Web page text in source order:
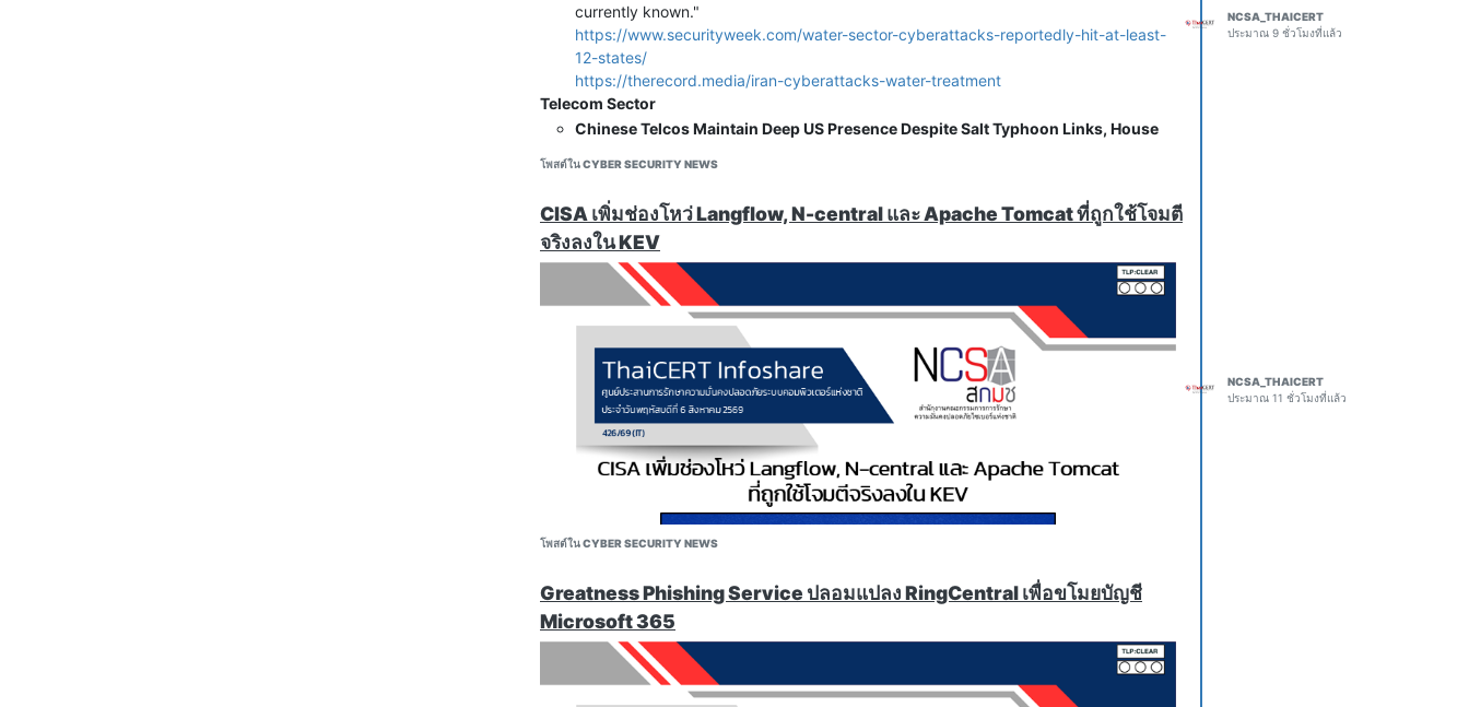
currently known."
https://www.securityweek.com/water-sector-cyberattacks-reportedly-hit-at-least-
12-states/
https://therecord.media/iran-cyberattacks-water-treatment
Telecom Sector
Chinese Telcos Maintain Deep US Presence Despite Salt Typhoon Links, House
"Three Chinese telecommunications giants continue to have footholds in the U.S.
internet ecosystem despite their alleged role in previous Chinese hacking
campaigns, lawmakers said Tuesday. Congress’s bipartisan Select Committee on
China published a 49-page investigation into China Mobile, China Unicom, and
China Telecom — three companies that had their telecommunications licenses
denied or revoked by regulators between 2019 and 2022 due to cybersecurity
concerns."
https://therecord.media/chinese-hackers-telecoms-house
https://files.constantcontact.com/f0eecb46901/f655c442-2d93-45ea-8cab-
9d58a3a04052.pdf
Vulnerabilities
Veeam, Terraform MCP, Django Patch Critical Flaws, Led By CVSS 10.0 Cross-
Tenant Bug
"HashiCorp, Veeam, and the Django Software Foundation have patched 11
vulnerabilities across Terraform MCP Server, Veeam Service Provider Console, and
https://thehackernews.com/2026/08/veeam-terraform-mcp-django-patch.html
Mode Markup
"An unauthenticated attacker can read any file the service account can access on
Gitea, the self-hosted Git platform, in versions 1.22.1 through 1.27.0. No login, no
repository write access. A public repository and crafted Org-mode markup are
enough. The flaw is fixed in Gitea 1.27.1. The file-read flaw is tracked as CVE-2026-
โพสต์ใน CYBER SECURITY NEWS
NCSA_THAICERT
ประมาณ 9 ชั่วโมงที่แล้ว
CISA เพิ่มช่องโหว่ Langflow, N-central และ Apache Tomcat ที่ถูกใช้โจมตี
จริงลงใน KEV
โพสต์ใน CYBER SECURITY NEWS
NCSA_THAICERT
ประมาณ 11 ชั่วโมงที่แล้ว
Greatness Phishing Service ปลอมแปลง RingCentral เพื่อขโมยบัญชี
Microsoft 365